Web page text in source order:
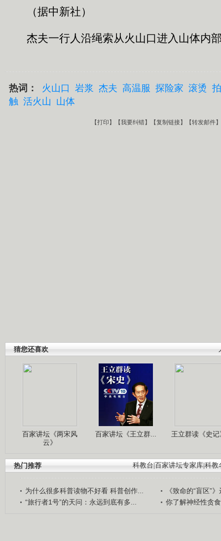
（据中新社）
杰夫一行人沿绳索从火山口进入山体内
热词： 火山口 岩浆 杰夫 高温服 探险家 滚烫
触 活火山 山体
【打印 】【我要纠错】【复制链接】【转发邮件
猜您还喜欢
百家讲坛《两宋风
云》
百家讲坛《王立群... 王立群读《史
科教台 百家讲坛专家库 科教
热门推荐
为什么很多科普读物不好看 科普创作...
《致命的“盲区”
“旅行者1号”的天问：永远到底有多...
你了解神经性贪